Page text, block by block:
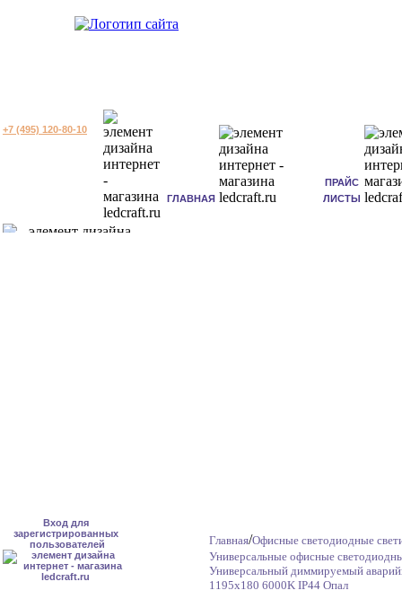
+7 (495) 120-80-10
ГЛАВНАЯ
ПРАЙС
ЛИСТЫ
Вход для
зарегистрированных
пользователей
Главная/Офисные светодиодные
Универсальные офисные
Универсальный диммируемый
1195x180 6000K IP44 Опал